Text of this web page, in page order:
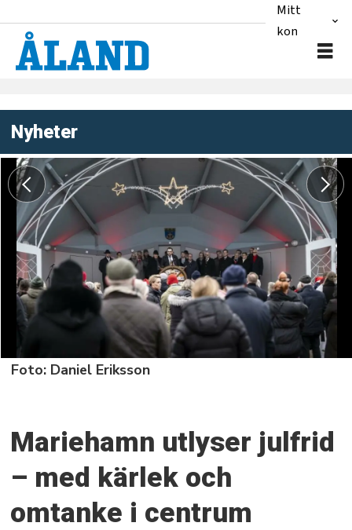
Mitt
konto
Nyheter
Foto: Daniel Eriksson
Mariehamn utlyser julfrid
– med kärlek och
omtanke i centrum